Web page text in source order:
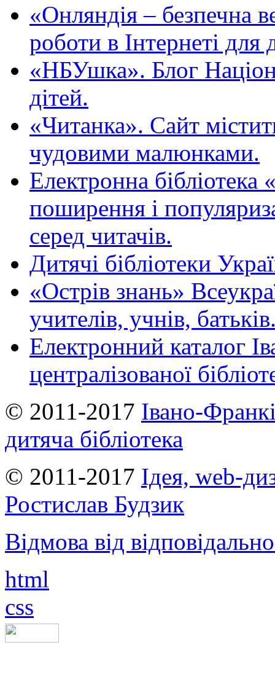
«Oнляндія – безпечна
роботи в Інтернеті для
«НБУшка». Блог
дітей.
«Читанка». Сайт
чудовими малюнками.
Електронна
поширення і
серед читачів.
Дитячі бібліотеки
«Острів знань»
учителів, учнів,
Електронний каталог
централізованої
© 2011-2017 Івано-
дитяча бібліотека
© 2011-2017 Ідея, web-
Ростислав Будзик
Відмова від
html
css